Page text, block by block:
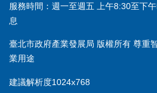
服務時間：週一至週五 上午8:30至下
息
臺北市政府產業發展局 版權所有 尊重
業用途
建議解析度1024x768